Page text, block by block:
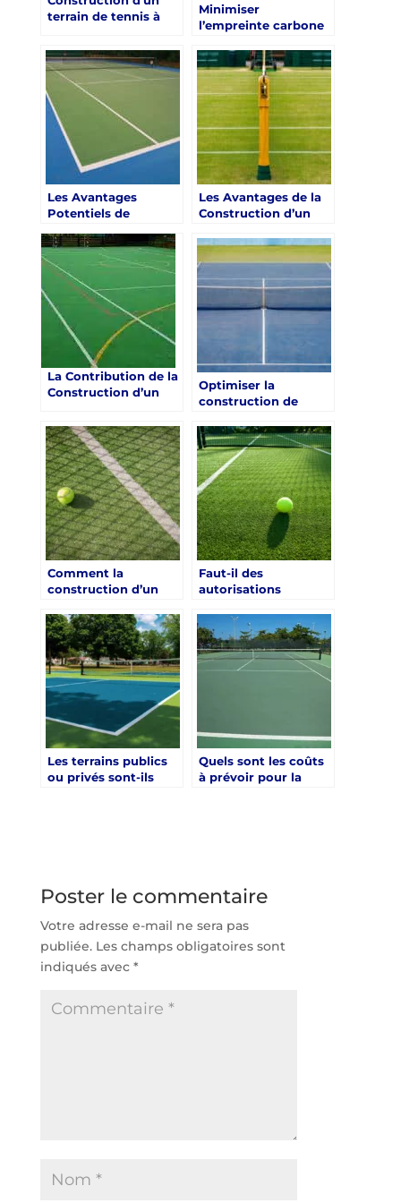
terrain de tennis à
centres de retraite
sportive: Sécurité
renforcée pour la
construction de
terrains de tennis
Minimiser
l’empreinte carbone
d’un terrain de tennis
à Toulon
Les Avantages
Potentiels de
Médicaux Liés à la
Construction de
Terrains de Tennis à
Toulon dans le Var
Les Avantages de la
Construction d’un
Toulon dans le Var
pour les Cliniques de
Réhabilitation
La Contribution de la
Construction d’un
Toulon dans le Var à
la Réadaptation des
Patients en Cliniques
de Réhabilitation
Optimiser la
construction de
Toulon dans le Var
pour les Cliniques de
Réhabilitation
Comment la
construction d’un
gazon synthétique
peut-elle améliorer
l’expérience des
joueurs à Toulon ?
Faut-il des
autorisations
construction d’un
terrain de tennis en
gazon synthétique à
Toulon ?
Les terrains publics
ou privés sont-ils
Quels sont les coûts
à prévoir pour la
Poster le commentaire
Votre adresse e-mail ne sera pas
publiée. Les champs obligatoires sont
indiqués avec *